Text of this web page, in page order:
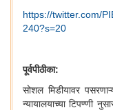
https://twitter.com/
240?s=20
पूर्वपीठीका:
सोशल मिडीयावर
न्यायालयाच्या टिपण्णी